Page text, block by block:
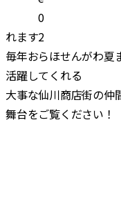
れます
毎年おらほせんがわ夏
活躍してくれる
大事な仙川商店街の仲
舞台をご覧ください！